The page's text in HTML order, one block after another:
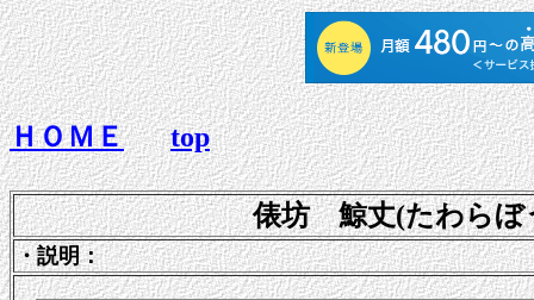
ＨＯＭＥ top
俵坊 鯨丈(たわら
・説明：